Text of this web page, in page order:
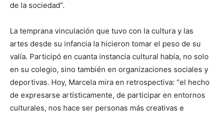
de la sociedad”.
La temprana vinculación que tuvo con la cultura y las
artes desde su infancia la hicieron tomar el peso de su
valía. Participó en cuanta instancia cultural había, no solo
en su colegio, sino también en organizaciones sociales y
deportivas. Hoy, Marcela mira en retrospectiva: “el hecho
de expresarse artísticamente, de participar en entornos
culturales, nos hace ser personas más creativas e